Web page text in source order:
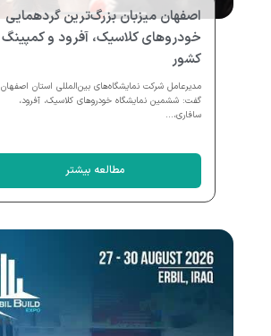
اصفهان میزبان بزرگ‌ترین گردهمایی
خودروهای کلاسیک، آفرود و کمپینگ
کشور
مدیرعامل شرکت نمایشگاه‌های بین‌المللی استان اصفهان
گفت: ششمین نمایشگاه خودروهای کلاسیک، آفرود،
سافاری،...
مطالعه بیشتر